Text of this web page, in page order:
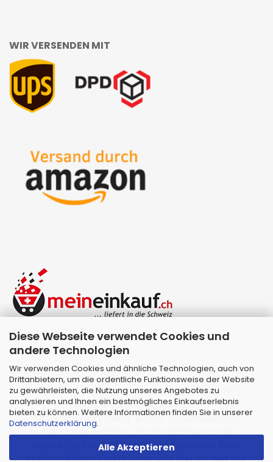
Diese Webseite verwendet Cookies und
andere Technologien
Wir verwenden Cookies und ähnliche Technologien, auch von
Drittanbietern, um die ordentliche Funktionsweise der Website
zu gewährleisten, die Nutzung unseres Angebotes zu
analysieren und Ihnen ein bestmögliches Einkaufserlebnis
bieten zu können. Weitere Informationen finden Sie in unserer
Datenschutzerklärung.
Alle Akzeptieren
WIR VERSENDEN MIT
Webshop erstellenmit Gambio.de © 2026 |
Template vonJungCreative.
Alle Preise inkl. MwSt. & zzgl. Versandkosten
Alle Markennamen, Warenzeichen sowie
sämtliche Produktbilder sind Eigentum Ihrer
rechtmäßigen Eigentümer und dienen hier nur